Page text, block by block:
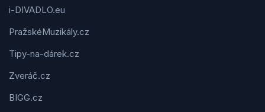
i-DIVADLO.eu
PražskéMuzikály.cz
Tipy-na-dárek.cz
Zveráč.cz
BIGG.cz